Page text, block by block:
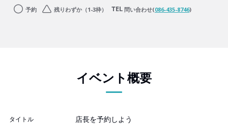
予約 残りわずか（1-3枠） 問い合わせ(086-435-8746)
イベント概要
タイトル 店長を予約しよう